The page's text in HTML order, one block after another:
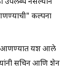
उपलब्ध नसल्याने
कल्पना
आणण्यात यश आले
सचिन आणि शेन